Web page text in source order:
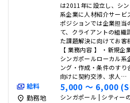
は2011年に設立し、シ
系企業に人材紹介サービ
ポジションでは企業担当
て、クライアントの組織
た課題解決に向けてお客
【 業務内容 】 ・新規企
シンガポールローカル系
ング・作成・条件のす
向けに契約交渉、求人…
給料 5,000 〜 6,000
勤務地 シンガポール | シティー